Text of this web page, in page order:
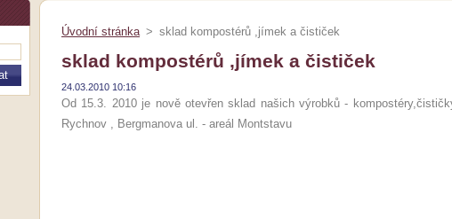
Úvodní stránka > sklad kompostérů ,jímek a čističek
sklad kompostérů ,jímek a čističek
24.03.2010 10:16
Od 15.3. 2010 je nově otevřen sklad našich výrobků -
Rychnov , Bergmanova ul. - areál Montstavu